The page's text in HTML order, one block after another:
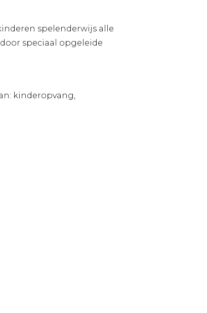
spelenderwijs alle
speciaal opgeleide
kinderopvang,